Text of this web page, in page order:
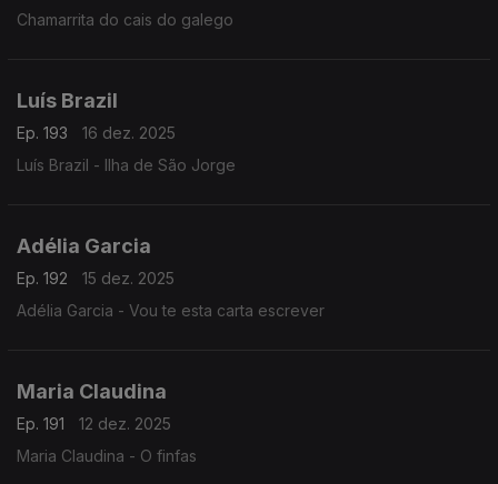
Chamarrita do cais do galego
Luís Brazil
Ep. 193
16 dez. 2025
Luís Brazil - Ilha de São Jorge
Adélia Garcia
Ep. 192
15 dez. 2025
Adélia Garcia - Vou te esta carta escrever
Maria Claudina
Ep. 191
12 dez. 2025
Maria Claudina - O finfas